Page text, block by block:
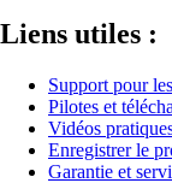
Liens utiles :
Support pour
Pilotes et
Vidéos
Enregistrer le
Garantie et